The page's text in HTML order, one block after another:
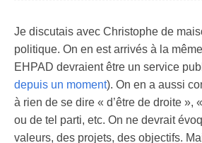
Je discutais avec Christophe de
politique. On en est arrivés à la
EHPAD devraient être un service
depuis un moment). On en a aussi
à rien de se dire « d’être de droite »,
ou de tel parti, etc. On ne devrait
valeurs, des projets, des objectifs.